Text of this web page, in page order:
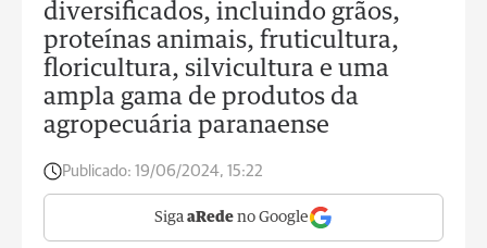
diversificados, incluindo grãos,
proteínas animais, fruticultura,
floricultura, silvicultura e uma
ampla gama de produtos da
agropecuária paranaense
Publicado: 19/06/2024, 15:22
Siga aRede no Google